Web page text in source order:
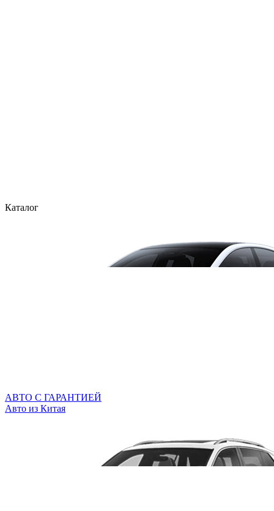
Каталог
АВТО С ГАРАНТИЕЙ
Авто из Китая